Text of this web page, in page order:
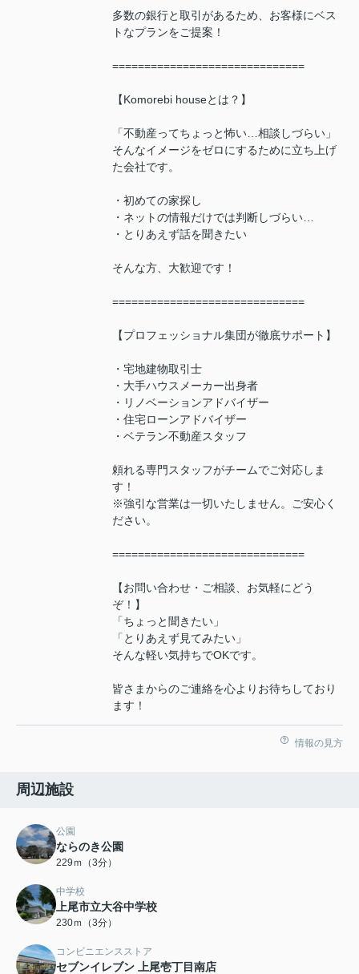
多数の銀行と取引があるため、お客様にベス
トなプランをご提案！
==============================
【Komorebi houseとは？】
「不動産ってちょっと怖い…相談しづらい」
そんなイメージをゼロにするために立ち上げ
た会社です。
・初めての家探し
・ネットの情報だけでは判断しづらい…
・とりあえず話を聞きたい
そんな方、大歓迎です！
==============================
【プロフェッショナル集団が徹底サポート】
・宅地建物取引士
・大手ハウスメーカー出身者
・リノベーションアドバイザー
・住宅ローンアドバイザー
・ベテラン不動産スタッフ
頼れる専門スタッフがチームでご対応しま
す！
※強引な営業は一切いたしません。ご安心く
ださい。
==============================
【お問い合わせ・ご相談、お気軽にどう
ぞ！】
「ちょっと聞きたい」
「とりあえず見てみたい」
そんな軽い気持ちでOKです。
皆さまからのご連絡を心よりお待ちしており
ます！
情報の見方
周辺施設
公園
ならのき公園
229ｍ（3分）
中学校
上尾市立大谷中学校
230ｍ（3分）
コンビニエンスストア
セブンイレブン 上尾壱丁目南店